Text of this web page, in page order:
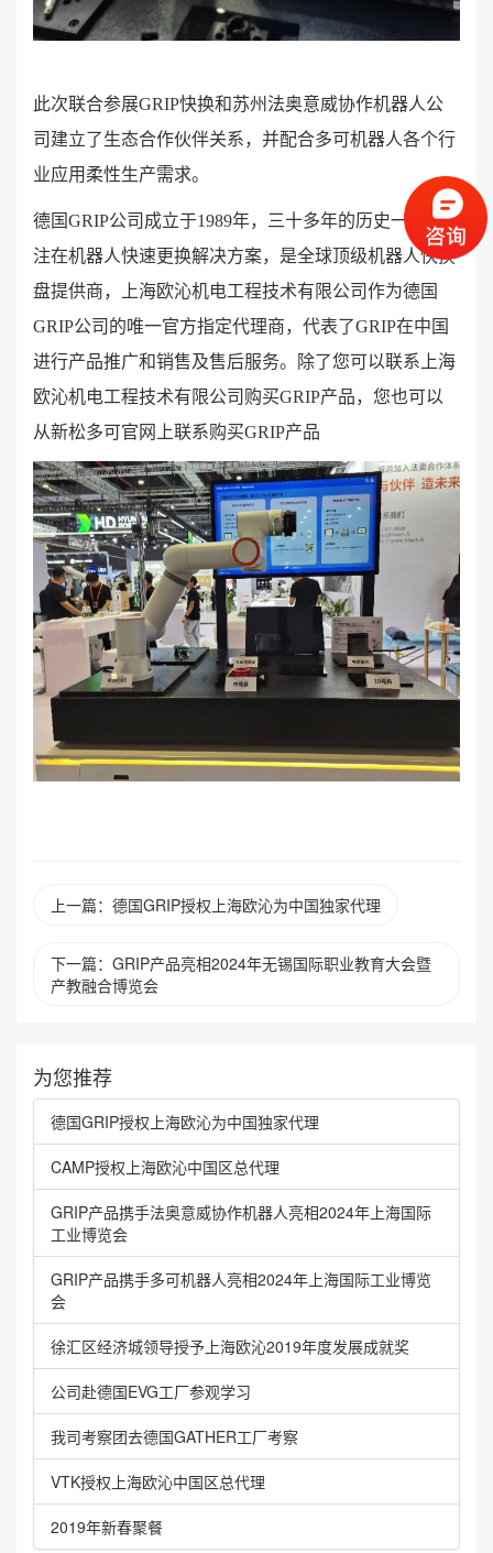
此次联合参展GRIP快换和苏州法奥意威协作机器人公
司建立了生态合作伙伴关系，并配合多可机器人各个行
业应用柔性生产需求。
德国GRIP公司成立于1989年，三十多年的历史一直专
注在机器人快速更换解决方案，是全球顶级机器人快换
盘提供商，上海欧沁机电工程技术有限公司作为德国
GRIP公司的唯一官方指定代理商，代表了GRIP在中国
进行产品推广和销售及售后服务。除了您可以联系上海
欧沁机电工程技术有限公司购买GRIP产品，您也可以
从新松多可官网上联系购买GRIP产品
上一篇：德国GRIP授权上海欧沁为中国独家代理
下一篇：GRIP产品亮相2024年无锡国际职业教育大会暨
产教融合博览会
为您推荐
德国GRIP授权上海欧沁为中国独家代理
CAMP授权上海欧沁中国区总代理
GRIP产品携手法奥意威协作机器人亮相2024年上海国际
工业博览会
GRIP产品携手多可机器人亮相2024年上海国际工业博览
会
徐汇区经济城领导授予上海欧沁2019年度发展成就奖
公司赴德国EVG工厂参观学习
我司考察团去德国GATHER工厂考察
VTK授权上海欧沁中国区总代理
2019年新春聚餐